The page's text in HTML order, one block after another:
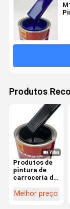
Produtos
Produtos de
pintura de
carroceria de
1k pintura
Melhor preço